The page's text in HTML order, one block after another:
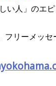
い人」のエピ
リーメッセ